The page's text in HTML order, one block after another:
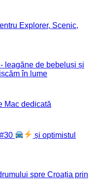
Explorer, Scenic,
leagăne de bebeluși și
în lume
Mac dedicată
și optimistul
spre Croația prin